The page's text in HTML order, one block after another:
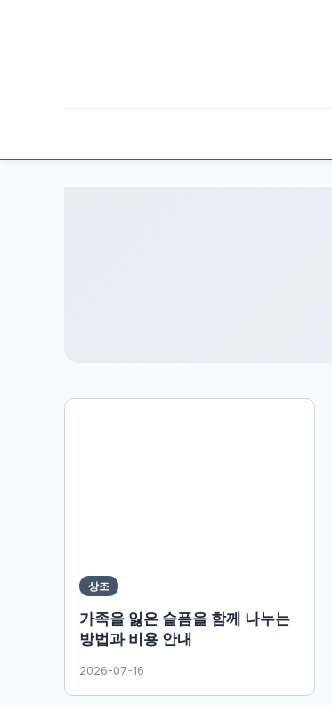
상조
가족을 잃은 슬픔을 함께 나누는
방법과 비용 안내
2026-07-16